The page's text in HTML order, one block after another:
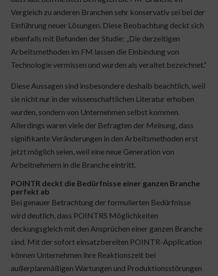
Vergleich zu anderen Branchen sehr konservativ sei bei der
Einführung neuer Lösungen. Diese Beobachtung deckt sich
ebenfalls mit Befunden der Studie: „Die derzeitigen
Arbeitsmethoden im FM lassen die Einbindung von
Technologie vermissen und wurden als veraltet bezeichnet.“
Diese Aussagen sind insbesondere deshalb beachtlich, weil
sie nicht nur in der wissenschaftlichen Literatur erhoben
wurden, sondern von Unternehmen selbst kommen.
Allerdings waren viele der Befragten der Meinung, dass
signifikante Veränderungen in den Arbeitsmethoden erst
jetzt möglich seien, weil eine neue Generation von
Arbeitnehmern in die Branche eintritt.
POINTR deckt die Bedürfnisse einer ganzen Branche
perfekt ab
Bei genauer Betrachtung der formulierten Bedürfnisse
wird deutlich, dass POINTRS Möglichkeiten
deckungsgleich mit den Ansprüchen einer ganzen Branche
sind. Mit der sofort einsatzbereiten POINTR-Application
können Unternehmen ihre Reaktionszeit bei
außerplanmäßigen Wartungen und Produktionsstörungen